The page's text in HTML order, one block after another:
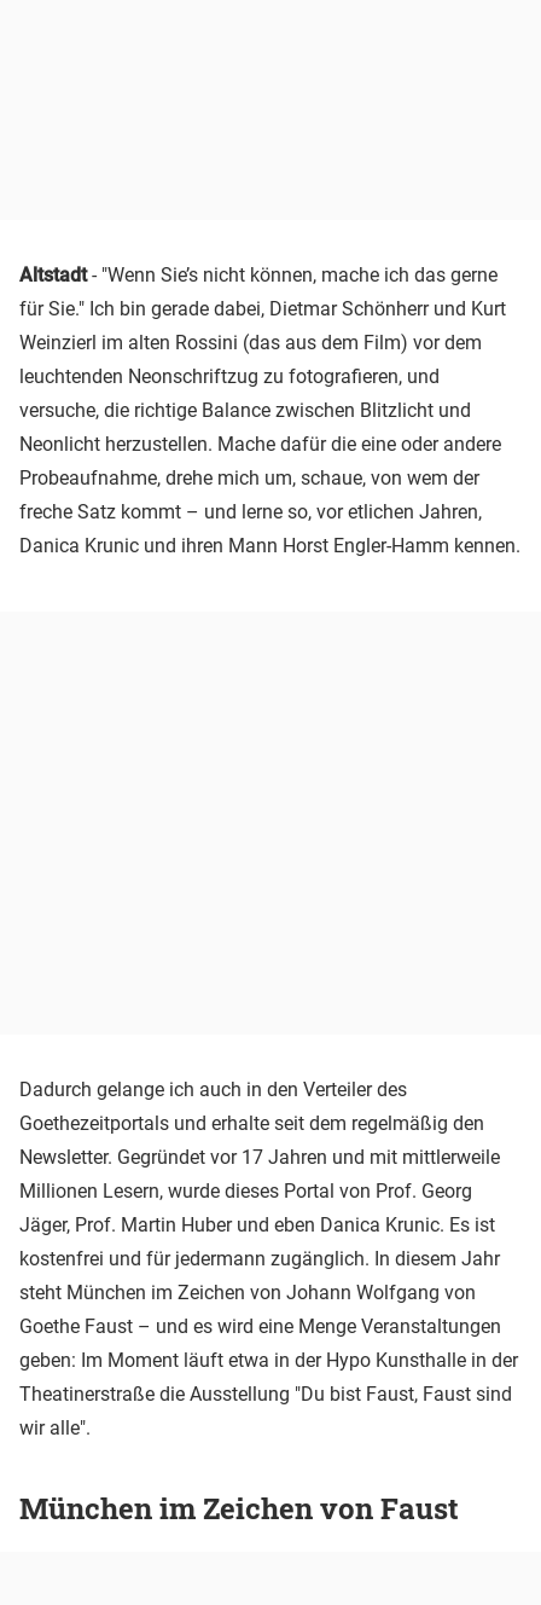
Altstadt- "Wenn Sie’s nicht können, mache ich das gerne
für Sie." Ich bin gerade dabei, Dietmar Schönherr und Kurt
Weinzierl im alten Rossini (das aus dem Film) vor dem
leuchtenden Neonschriftzug zu fotografieren, und
versuche, die richtige Balance zwischen Blitzlicht und
Neonlicht herzustellen. Mache dafür die eine oder andere
Probeaufnahme, drehe mich um, schaue, von wem der
freche Satz kommt – und lerne so, vor etlichen Jahren,
Danica Krunic und ihren Mann Horst Engler-Hamm kennen.
Dadurch gelange ich auch in den Verteiler des
Goethezeitportals und erhalte seit dem regelmäßig den
Newsletter. Gegründet vor 17 Jahren und mit mittlerweile
Millionen Lesern, wurde dieses Portal von Prof. Georg
Jäger, Prof. Martin Huber und eben Danica Krunic. Es ist
kostenfrei und für jedermann zugänglich. In diesem Jahr
steht München im Zeichen von Johann Wolfgang von
Goethe Faust – und es wird eine Menge Veranstaltungen
geben: Im Moment läuft etwa in der Hypo Kunsthalle in der
Theatinerstraße die Ausstellung "Du bist Faust, Faust sind
wir alle".
München im Zeichen von Faust